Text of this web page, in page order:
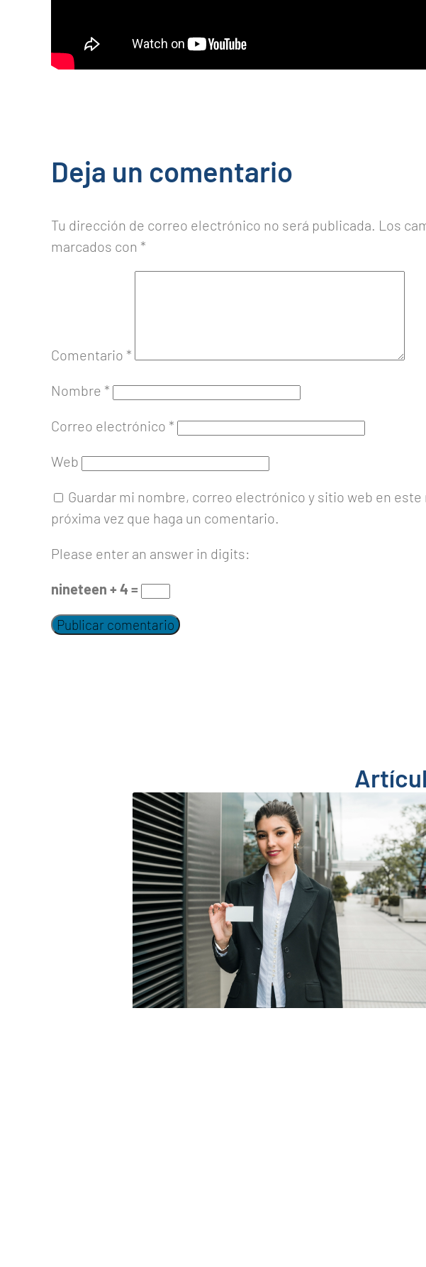
Deja un comentario
Tu dirección de correo electrónico no será publicada. Los
marcados con *
Comentario *
Nombre *
Correo electrónico *
Web
Guardar mi nombre, correo electrónico y sitio web en este
próxima vez que haga un comentario.
Please enter an answer in digits:
nineteen + 4 =